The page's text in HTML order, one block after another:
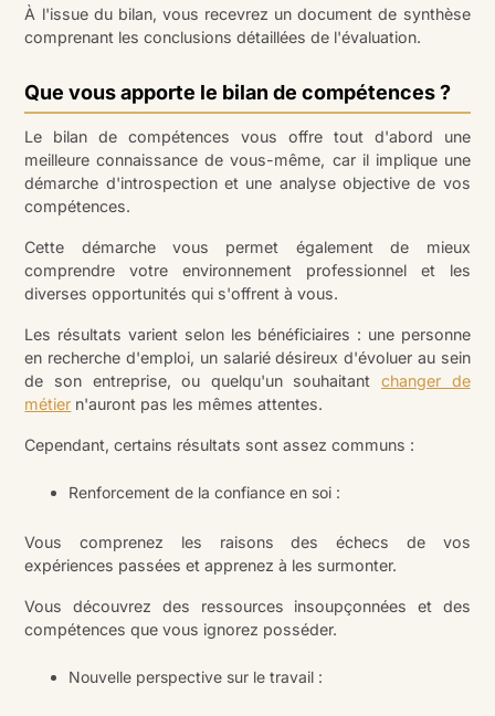
À l'issue du bilan, vous recevrez un document de synthèse
comprenant les conclusions détaillées de l'évaluation.
Que vous apporte le bilan de compétences ?
Le bilan de compétences vous offre tout d'abord une
meilleure connaissance de vous-même, car il implique une
démarche d'introspection et une analyse objective de vos
compétences.
Cette démarche vous permet également de mieux
comprendre votre environnement professionnel et les
diverses opportunités qui s'offrent à vous.
Les résultats varient selon les bénéficiaires : une personne
en recherche d'emploi, un salarié désireux d'évoluer au sein
de son entreprise, ou quelqu'un souhaitant changer de
métier n'auront pas les mêmes attentes.
Cependant, certains résultats sont assez communs :
Renforcement de la confiance en soi :
Vous comprenez les raisons des échecs de vos
expériences passées et apprenez à les surmonter.
Vous découvrez des ressources insoupçonnées et des
compétences que vous ignorez posséder.
Nouvelle perspective sur le travail :